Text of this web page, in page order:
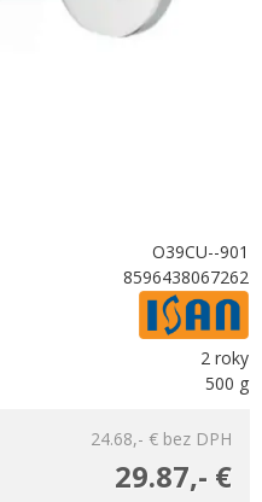
O39CU--901
8596438067262
2 roky
500 g
24.68,- € bez DPH
29.87,- €